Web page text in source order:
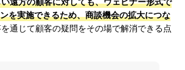
遠方の顧客に対しても、ウェビナー形式で
を実施できるため、商談機会の拡大につな
通じて顧客の疑問をその場で解消できる点